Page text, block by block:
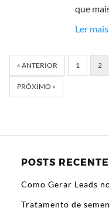
que
Ler mais
« ANTERIOR 1 2
PRÓXIMO »
POSTS
Como Gerar Leads
Tratamento de